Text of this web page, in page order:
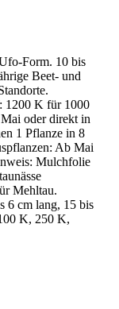
Form. 10 bis
Beet- und
1200 K für 1000
oder direkt in
1 Pflanze in 8
Ab Mai
Mulchfolie
Mehltau.
6 cm lang, 15 bis
K, 250 K,